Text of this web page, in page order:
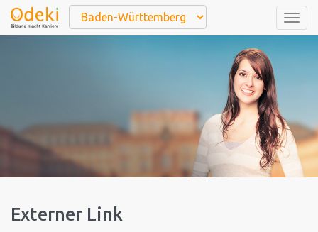
Externer Link